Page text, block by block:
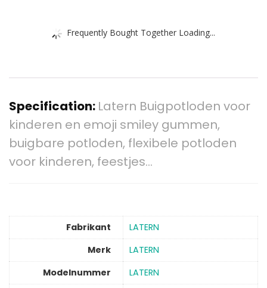
Frequently Bought Together Loading...
Specification: Latern Buigpotloden voor
kinderen en emoji smiley gummen,
buigbare potloden, flexibele potloden
voor kinderen, feestjes…
Fabrikant
‎LATERN
Merk
‎LATERN
Modelnummer
‎LATERN